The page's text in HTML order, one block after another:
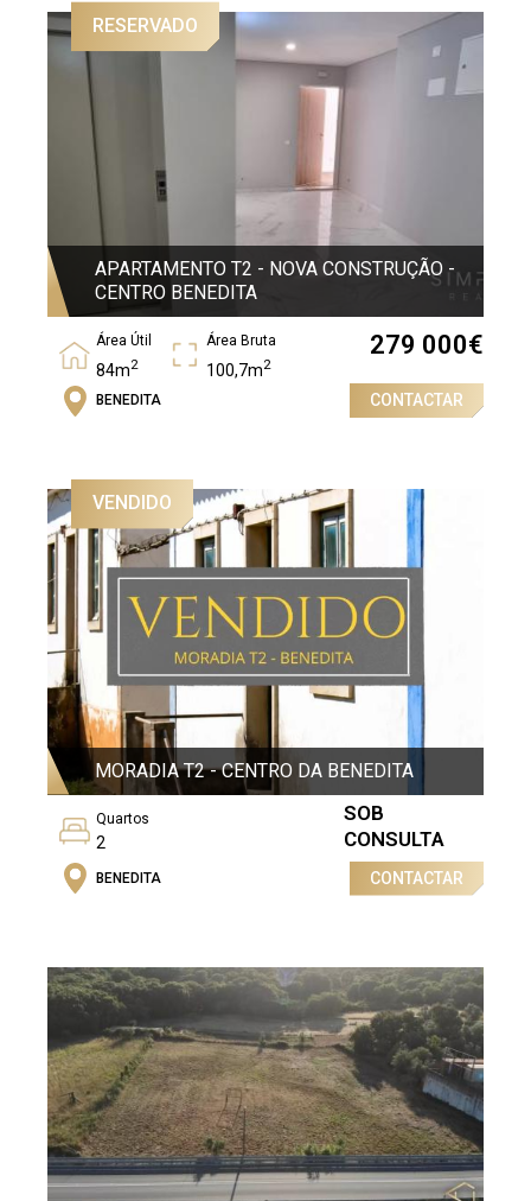
RESERVADO
APARTAMENTO T2 - NOVA CONSTRUÇÃO -
CENTRO BENEDITA
Área Útil
84m2
Área Bruta
100,7m2
Quartos
279 000€
BENEDITA CONTACTAR
VENDIDO
MORADIA T2 - CENTRO DA BENEDITA
Quartos
2
Categoria Energética
SOB
CONSULTA
BENEDITA CONTACTAR